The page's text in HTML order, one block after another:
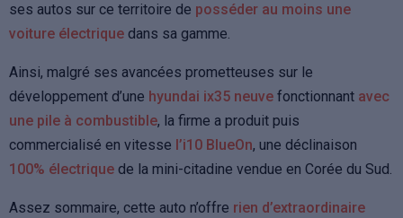
ses autos sur ce territoire de posséder au moins une
voiture électrique dans sa gamme.
Ainsi, malgré ses avancées prometteuses sur le
développement d’une hyundai ix35 neuve fonctionnant avec
une pile à combustible, la firme a produit puis
commercialisé en vitesse l’i10 BlueOn, une déclinaison
100% électrique de la mini-citadine vendue en Corée du Sud.
Assez sommaire, cette auto n’offre rien d’extraordinaire